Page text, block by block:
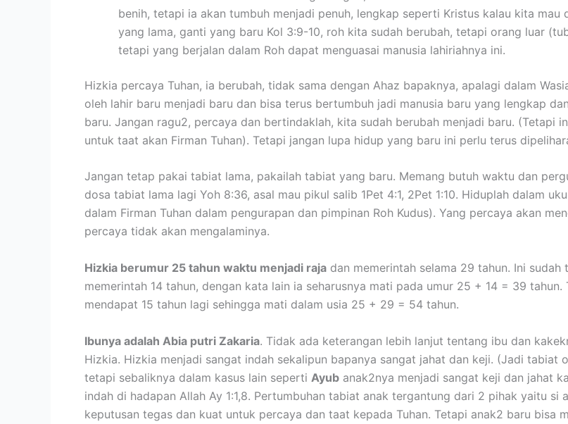
benih, tetapi ia akan tumbuh menjadi penuh, lengkap seperti Kristus kalau kita
yang lama, ganti yang baru Kol 3:9-10, roh kita sudah berubah, tetapi orang luar
tetapi yang berjalan dalam Roh dapat menguasai manusia lahiriahnya ini.
Hizkia percaya Tuhan, ia berubah, tidak sama dengan Ahaz bapaknya, apalagi dalam
oleh lahir baru menjadi baru dan bisa terus bertumbuh jadi manusia baru yang lengkap
baru. Jangan ragu2, percaya dan bertindaklah, kita sudah berubah menjadi baru. (Tetapi
untuk taat akan Firman Tuhan). Tetapi jangan lupa hidup yang baru ini perlu terus
Jangan tetap pakai tabiat lama, pakailah tabiat yang baru. Memang butuh waktu dan
dosa tabiat lama lagi Yoh 8:36, asal mau pikul salib 1Pet 4:1, 2Pet 1:10. Hiduplah dalam
dalam Firman Tuhan dalam pengurapan dan pimpinan Roh Kudus). Yang percaya akan
percaya tidak akan mengalaminya.
Hizkia berumur 25 tahun waktu menjadi raja dan memerintah selama 29 tahun. Ini
memerintah 14 tahun, dengan kata lain ia seharusnya mati pada umur 25 + 14 = 39
mendapat 15 tahun lagi sehingga mati dalam usia 25 + 29 = 54 tahun.
Ibunya adalah Abia putri Zakaria. Tidak ada keterangan lebih lanjut tentang ibu dan
Hizkia. Hizkia menjadi sangat indah sekalipun bapanya sangat jahat dan keji. (Jadi tabiat
tetapi sebaliknya dalam kasus lain seperti Ayub anak2nya menjadi sangat keji dan jahat
indah di hadapan Allah Ay 1:1,8. Pertumbuhan tabiat anak tergantung dari 2 pihak yaitu si
keputusan tegas dan kuat untuk percaya dan taat kepada Tuhan. Tetapi anak2 baru bisa